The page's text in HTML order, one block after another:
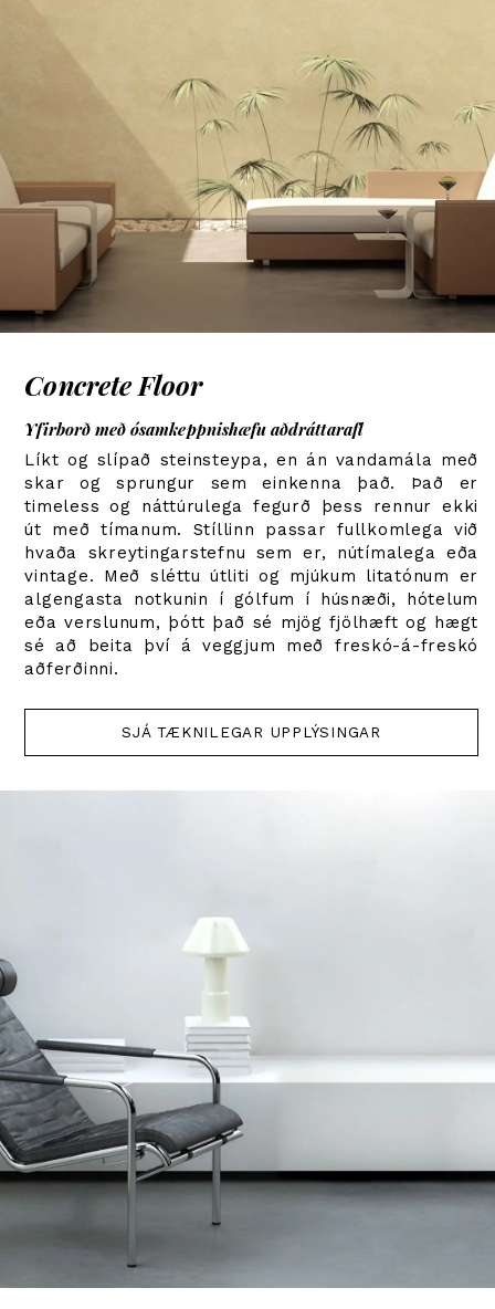
Concrete Floor
Yfirborð með ósamkeppnishæfu aðdráttarafl
Líkt og slípað steinsteypa, en án vandamála með
skar og sprungur sem einkenna það. Það er
timeless og náttúrulega fegurð þess rennur ekki
út með tímanum. Stíllinn passar fullkomlega við
hvaða skreytingarstefnu sem er, nútímalega eða
vintage. Með sléttu útliti og mjúkum litatónum er
algengasta notkunin í gólfum í húsnæði, hótelum
eða verslunum, þótt það sé mjög fjölhæft og hægt
sé að beita því á veggjum með freskó-á-freskó
aðferðinni.
SJÁ TÆKNILEGAR UPPLÝSINGAR